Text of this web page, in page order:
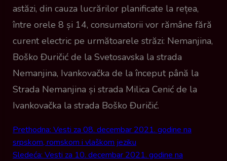
astăzi, din cauza lucrărilor planificate la rețea,
între orele 8 și 14, consumatorii vor rămâne fără
curent electric pe următoarele străzi: Nemanjina,
Boško Đuričić de la Svetosavska la strada
Nemanjina, Ivankovačka de la început până la
Strada Nemanjina și strada Milica Cenić de la
Ivankovačka la strada Boško Đuričić.
Post navigation
Prethodna: Vesti za 08. decembar 2021. godine na
srpskom, romskom i vlaškom jeziku
Sledeća: Vesti za 10. decembar 2021. godine na